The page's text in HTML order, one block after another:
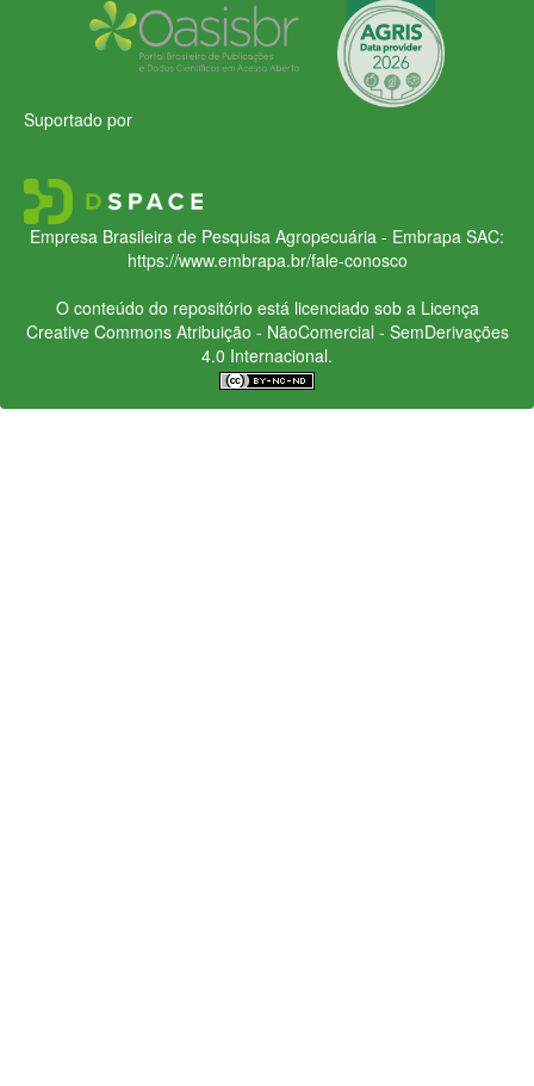
Suportado por
Empresa Brasileira de Pesquisa Agropecuária - Embrapa SAC:
https://www.embrapa.br/fale-conosco
O conteúdo do repositório está licenciado sob a Licença
Creative CommonsAtribuição - NãoComercial - SemDerivações
4.0 Internacional.